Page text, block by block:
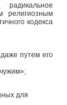
радикальное
религиозным
кодекса
путем его
для